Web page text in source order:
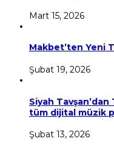
Mart 15, 2026
Makbet’ten Yeni
Şubat 19, 2026
Siyah Tavşan’dan
tüm dijital müzik
Şubat 13, 2026